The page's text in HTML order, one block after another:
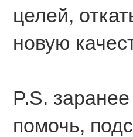
целей,
новую
P.S.
помочь,